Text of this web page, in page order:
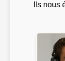
Ils